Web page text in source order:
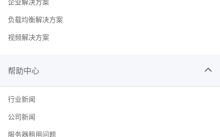
负载均衡解决方案
视频解决方案
帮助中心
行业新闻
公司新闻
服务器租用问题